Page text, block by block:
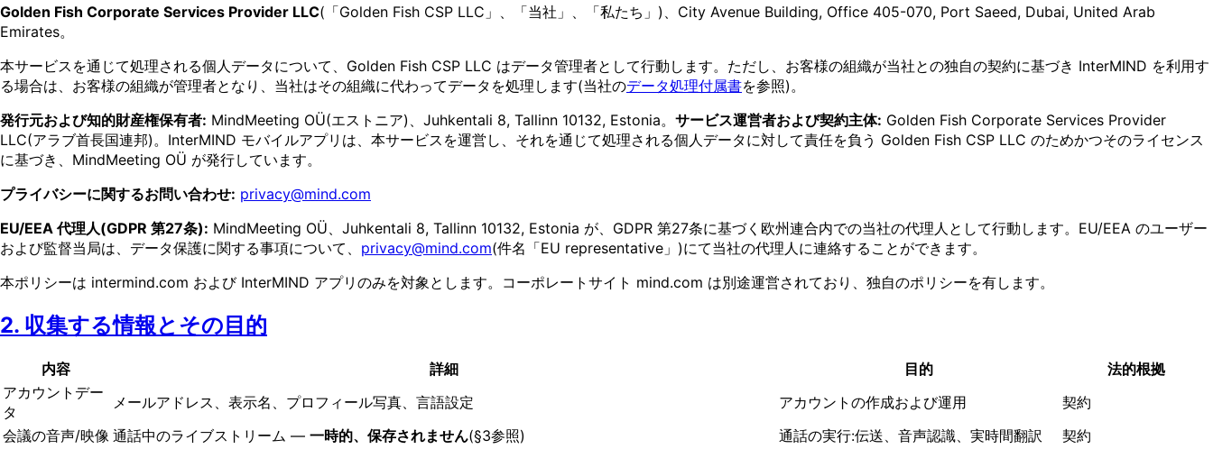
Golden Fish Corporate Services Provider LLC(「Golden Fish CSP LLC」、「当社」、「私たち」)、City Avenue Building, Office 405-070, Port Saeed, Dubai, United Arab
Emirates。
本サービスを通じて処理される個人データについて、Golden Fish CSP LLC はデータ管理者として行動します。ただし、お客様の組織が当社との独自の契約に基づき InterMIND を利用す
る場合は、お客様の組織が管理者となり、当社はその組織に代わってデータを処理します(当社のデータ処理付属書を参照)。
発行元および知的財産権保有者: MindMeeting OÜ(エストニア)、Juhkentali 8, Tallinn 10132, Estonia。 サービス運営者および契約主体: Golden Fish Corporate Services Provider
LLC(アラブ首長国連邦)。InterMIND モバイルアプリは、本サービスを運営し、それを通じて処理される個人データに対して責任を負う Golden Fish CSP LLC のためかつそのライセンス
に基づき、MindMeeting OÜ が発行しています。
プライバシーに関するお問い合わせ: privacy@mind.com
EU/EEA 代理人(GDPR 第27条): MindMeeting OÜ、Juhkentali 8, Tallinn 10132, Estonia が、GDPR 第27条に基づく欧州連合内での当社の代理人として行動します。EU/EEA のユーザー
および監督当局は、データ保護に関する事項について、 privacy@mind.com(件名「EU representative」)にて当社の代理人に連絡することができます。
本ポリシーは intermind.com および InterMIND アプリのみを対象とします。コーポレートサイト mind.com は別途運営されており、独自のポリシーを有します。
2. 収集する情報とその目的
内容 詳細 目的
法的根拠
アカウントデー
タ
メールアドレス、表示名、プロフィール写真、言語設定 アカウントの作成および運用
契約
会議の音声/映像 通話中のライブストリーム — 一時的、保存されません(§3参照) 通話の実行:伝送、音声認識、実時間翻訳
契約